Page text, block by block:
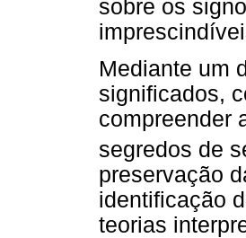
sobre os
Mediante um
significados,
compreender
segredos de
preservação
identificação
teorias